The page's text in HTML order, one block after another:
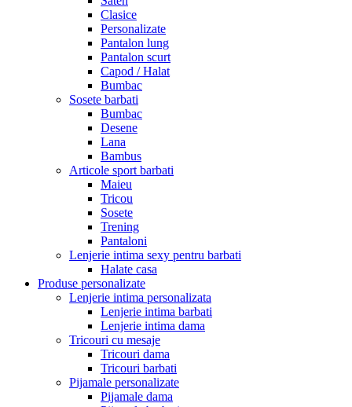
Clasice
Personalizate
Pantalon lung
Pantalon scurt
Capod / Halat
Bumbac
Sosete barbati
Bumbac
Desene
Lana
Bambus
Articole sport barbati
Maieu
Tricou
Sosete
Trening
Pantaloni
Lenjerie intima sexy pentru barbati
Halate casa
Produse personalizate
Lenjerie intima personalizata
Lenjerie intima barbati
Lenjerie intima dama
Tricouri cu mesaje
Tricouri dama
Tricouri barbati
Pijamale personalizate
Pijamale dama